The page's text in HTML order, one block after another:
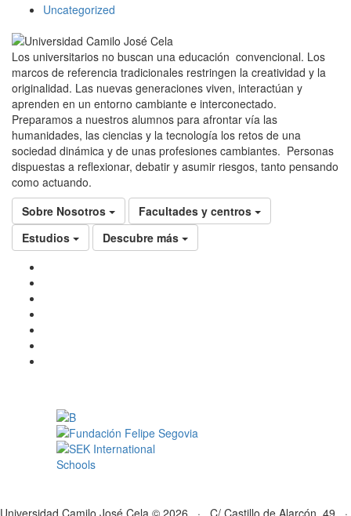
Uncategorized
Los universitarios no buscan una educación convencional. Los
marcos de referencia tradicionales restringen la creatividad y la
originalidad. Las nuevas generaciones viven, interactúan y
aprenden en un entorno cambiante e interconectado.
Preparamos a nuestros alumnos para afrontar vía las
humanidades, las ciencias y la tecnología los retos de una
sociedad dinámica y de unas profesiones cambiantes. Personas
dispuestas a reflexionar, debatir y asumir riesgos, tanto pensando
como actuando.
Sobre Nosotros
Facultades y centros
Estudios
Descubre más
Universidad Camilo José Cela © 2026 · C/ Castillo de Alarcón, 49 ·